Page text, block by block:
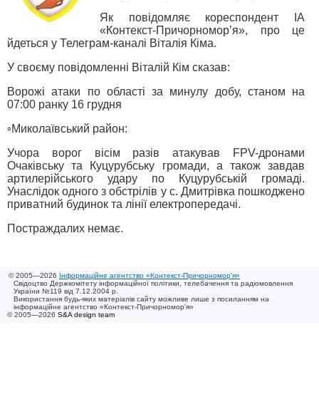
Як повідомляє кореспондент ІА
«Контекст-Причорномор’я», про це
йдеться у Телеграм-каналі Віталія Кіма.
У своєму повідомленні Віталій Кім сказав:
Ворожі атаки по області за минулу добу, станом на
07:00 ранку 16 грудня
▫️Миколаївський район:
Учора ворог вісім разів атакував FPV-дронами
Очаківську та Куцурубську громади, а також завдав
артилерійського удару по Куцурубській громаді.
Унаслідок одного з обстрілів у с. Дмитрівка пошкоджено
приватний будинок та лінії електропередачі.
Постраждалих немає.
© 2005—2026 Інформаційне агентство «Контекст-Причорномор'я»
Свідоцтво Держкомітету інформаційної політики, телебачення та радіомовлення
України №119 від 7.12.2004 р.
Використання будь-яких матеріалів сайту можливе лише з посиланням на
інформаційне агентство «Контекст-Причорномор'я»
© 2005—2026 S&A design team